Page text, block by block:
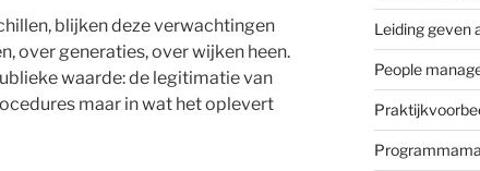
blijken deze verwachtingen
over generaties, over wijken heen.
waarde: de legitimatie van
maar in wat het oplevert
Leiding geven
People